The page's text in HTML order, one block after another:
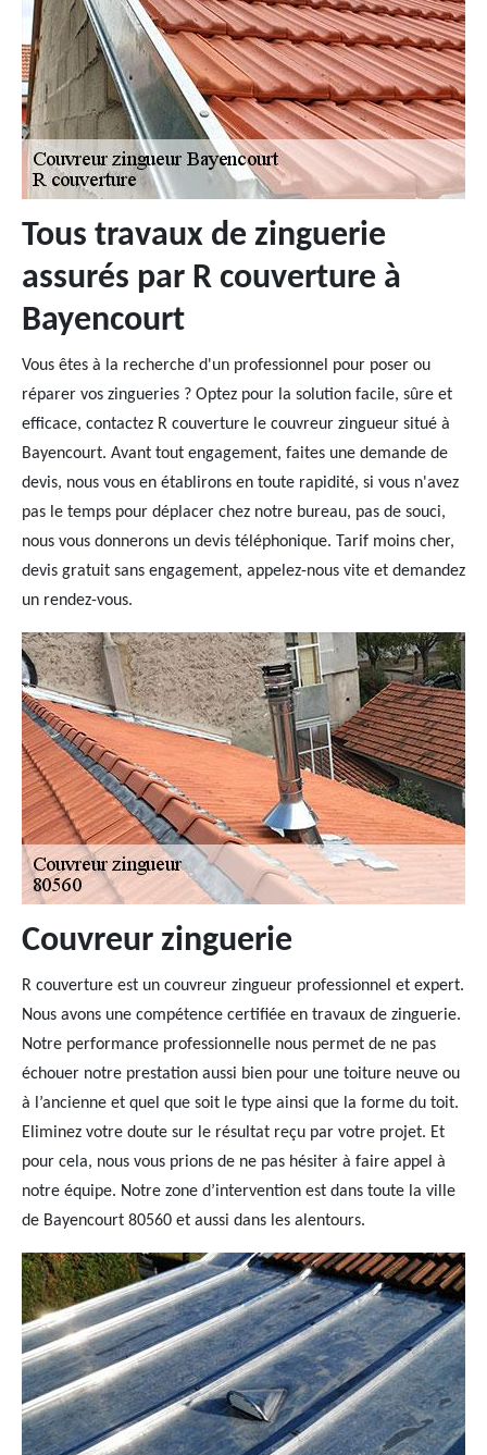
Tous travaux de zinguerie
assurés par R couverture à
Bayencourt
Vous êtes à la recherche d'un professionnel pour poser ou
réparer vos zingueries ? Optez pour la solution facile, sûre et
efficace, contactez R couverture le couvreur zingueur situé à
Bayencourt. Avant tout engagement, faites une demande de
devis, nous vous en établirons en toute rapidité, si vous n'avez
pas le temps pour déplacer chez notre bureau, pas de souci,
nous vous donnerons un devis téléphonique. Tarif moins cher,
devis gratuit sans engagement, appelez-nous vite et demandez
un rendez-vous.
Couvreur zinguerie
R couverture est un couvreur zingueur professionnel et expert.
Nous avons une compétence certifiée en travaux de zinguerie.
Notre performance professionnelle nous permet de ne pas
échouer notre prestation aussi bien pour une toiture neuve ou
à l’ancienne et quel que soit le type ainsi que la forme du toit.
Eliminez votre doute sur le résultat reçu par votre projet. Et
pour cela, nous vous prions de ne pas hésiter à faire appel à
notre équipe. Notre zone d’intervention est dans toute la ville
de Bayencourt 80560 et aussi dans les alentours.